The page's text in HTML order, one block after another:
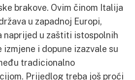
brakove. Ovim činom Italija
u zapadnoj Europi,
naprijed u zaštiti istospolnih
izmjene i dopune izazvale su
tradicionalno
Prijedlog treba još proći